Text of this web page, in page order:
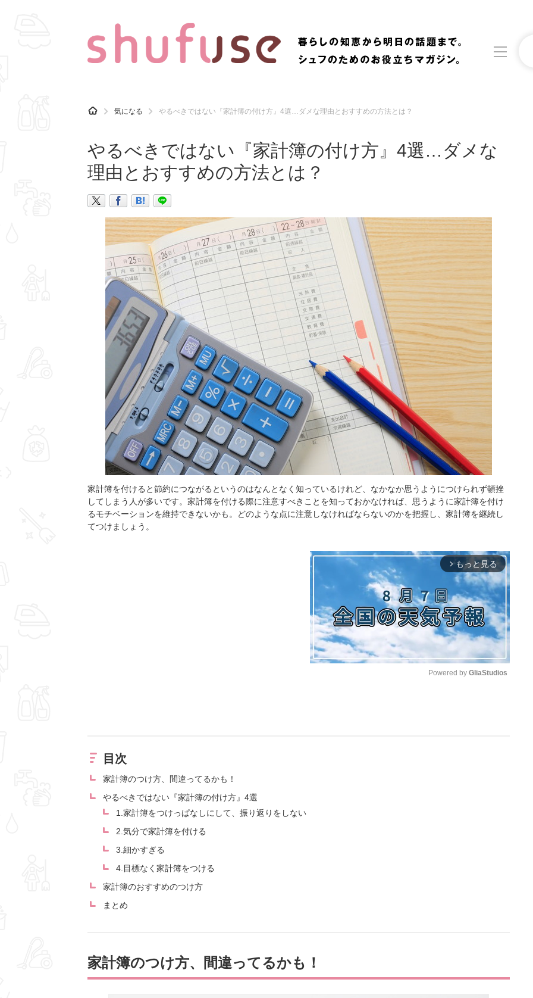
CATEGORY 記事カテゴリ
マナー 趣味 食材辞典 おすすめ
H
O
気になる やるべきではない『家計簿の付け方』4選…ダメな理由とおすすめの方法とは？
やるべきではない『家計簿の付け方』4選…ダメな
理由とおすすめの方法とは？
家計簿を付けると節約につながるというのはなんとなく知っているけれど、なかなか思うようにつけられず頓挫
してしまう人が多いです。家計簿を付ける際に注意すべきことを知っておかなければ、思うように家計簿を付け
るモチベーションを維持できないかも。どのような点に注意しなければならないのかを把握し、家計簿を継続し
てつけましょう。
arrow_forward_ios もっと見る
Powered by GliaStudios
目次
家計簿のつけ方、間違ってるかも！
やるべきではない『家計簿の付け方』4選
1.家計簿をつけっぱなしにして、振り返りをしない
2.気分で家計簿を付ける
3.細かすぎる
4.目標なく家計簿をつける
家計簿のおすすめのつけ方
まとめ
家計簿のつけ方、間違ってるかも！